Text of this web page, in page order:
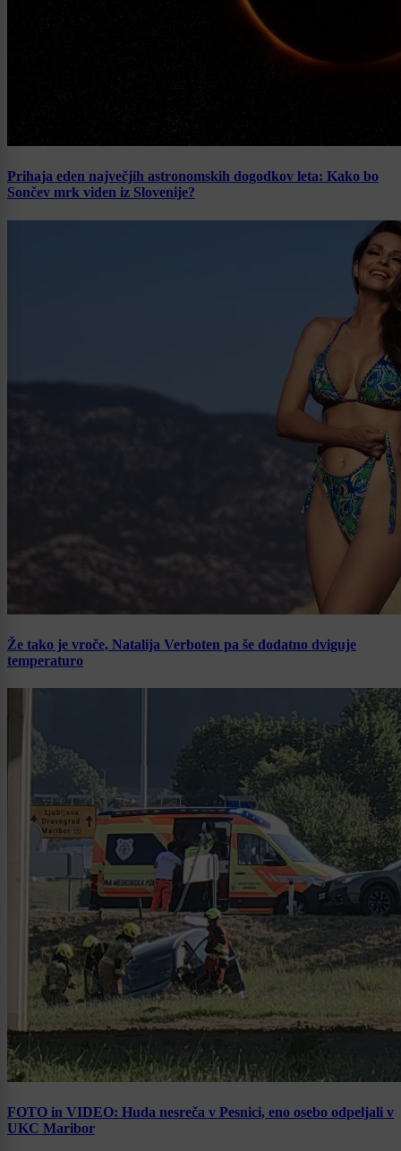
Prihaja eden največjih astronomskih dogodkov leta: Kako bo
Sončev mrk viden iz Slovenije?
Že tako je vroče, Natalija Verboten pa še dodatno dviguje
temperaturo
FOTO in VIDEO: Huda nesreča v Pesnici, eno osebo odpeljali v
UKC Maribor